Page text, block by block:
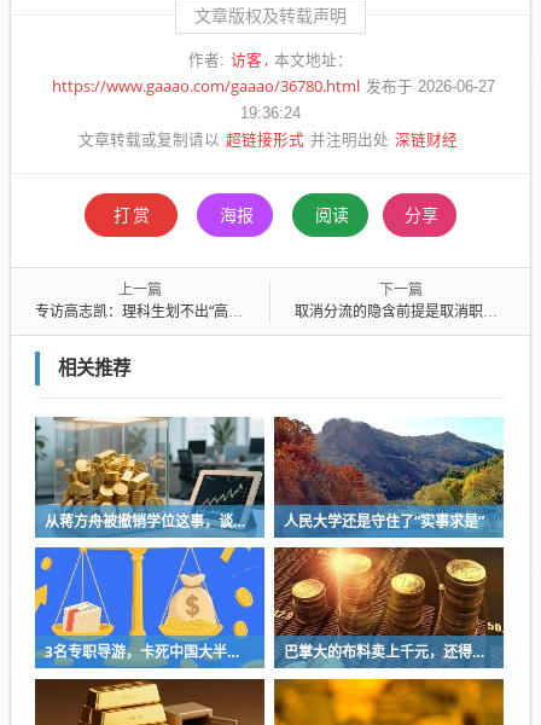
文章版权及转载声明
作者: 访客 本文地址：
https://www.gaaao.com/gaaao/36780.html 发布于 2026-06-27
19:36:24
文章转载或复制请以 超链接形式 并注明出处 深链财经
打赏 海报 阅读 分享
上一篇
专访高志凯：理科生划不出“高志凯线”
下一篇
取消分流的隐含前提是取消职校，全部都是普通高中
相关推荐
从蒋方舟被撤销学位这事，谈谈小某书上常说的“先上桌”的危险性 人民大学还是守住了“实事求是”
3名专职导游，卡死中国大半旅行社的脖子 巴掌大的布料卖上千元，还得排队几个月？